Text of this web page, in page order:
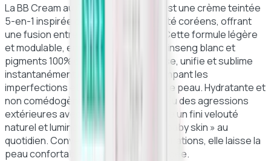
La BB Cream au Ginseng d'Erborian est une crème teintée
5-en-1 inspirée des secrets de beauté coréens, offrant
une fusion entre maquillage et soin. Cette formule légère
et modulable, enrichie en extrait de ginseng blanc et
pigments 100% d'origine minérale, lisse, unifie et sublime
instantanément le teint tout en estompant les
imperfections et en affinant le grain de peau. Hydratante et
non comédogène, elle protège la peau des agressions
extérieures avec un SPF 20 et procure un fini velouté
naturel et lumineux, pour une peau « baby skin » au
quotidien. Convenant à toutes les carnations, elle laisse la
peau confortable, éclatante et protégée.